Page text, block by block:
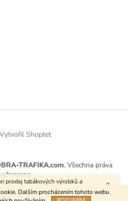
Dalším procházením tohoto webu
prodej tabákových výrobků a
18 let.
Vytvořil Shoptet
TRAFIKA.com. Všechna práva